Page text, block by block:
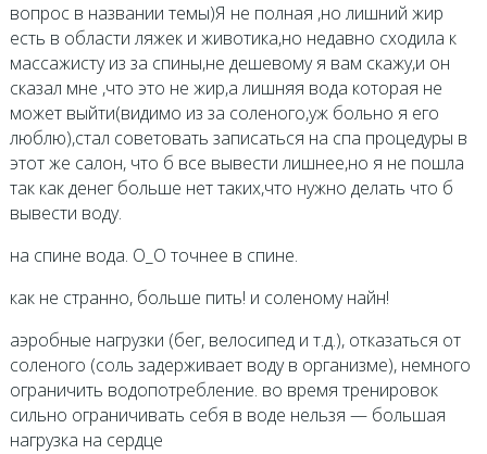
вопрос в названии темы)Я не полная ,но лишний жир
есть в области ляжек и животика,но недавно сходила к
массажисту из за спины,не дешевому я вам скажу,и он
сказал мне ,что это не жир,а лишняя вода которая не
может выйти(видимо из за соленого,уж больно я его
люблю),стал советовать записаться на спа процедуры в
этот же салон, что б все вывести лишнее,но я не пошла
так как денег больше нет таких,что нужно делать что б
вывести воду.
на спине вода. О_О точнее в спине.
как не странно, больше пить! и соленому найн!
аэробные нагрузки (бег, велосипед и т.д.), отказаться от
соленого (соль задерживает воду в организме), немного
ограничить водопотребление. во время тренировок
сильно ограничивать себя в воде нельзя — большая
нагрузка на сердце